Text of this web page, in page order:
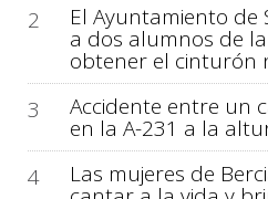
2
El Ayuntamiento de
a dos alumnos de
obtener el cinturón
3
Accidente entre un
en la A-231 a la
4
Las mujeres de